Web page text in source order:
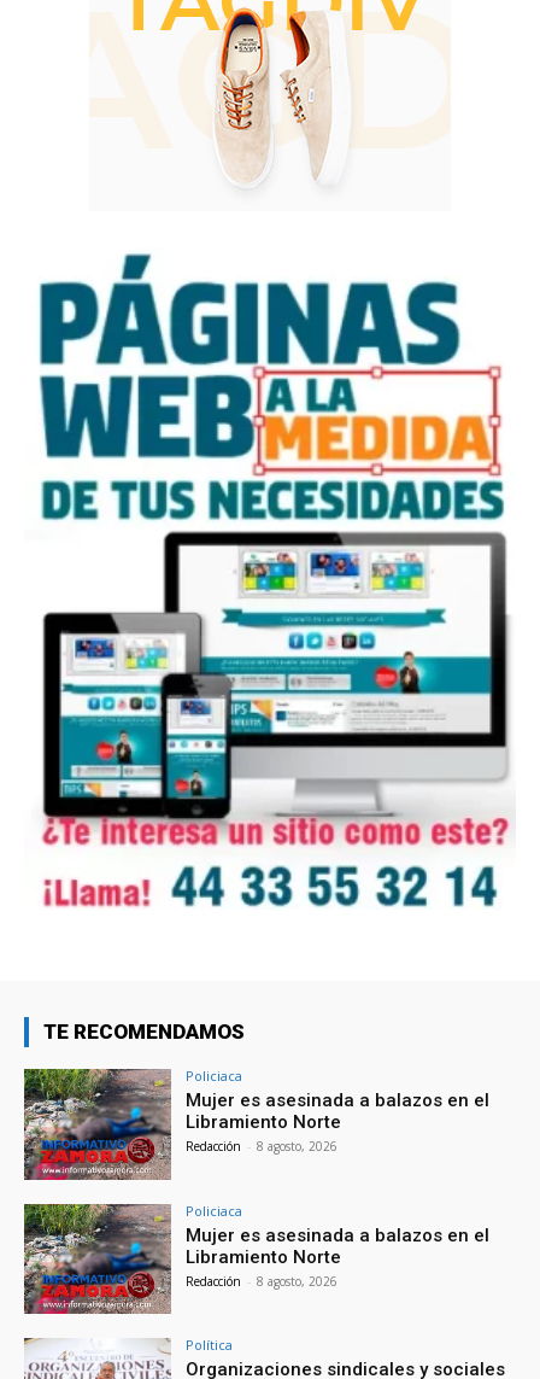
TE RECOMENDAMOS
Policiaca
Mujer es asesinada a balazos en el
Libramiento Norte
Redacción - 8 agosto, 2026
Policiaca
Mujer es asesinada a balazos en el
Libramiento Norte
Redacción - 8 agosto, 2026
Política
Organizaciones sindicales y sociales